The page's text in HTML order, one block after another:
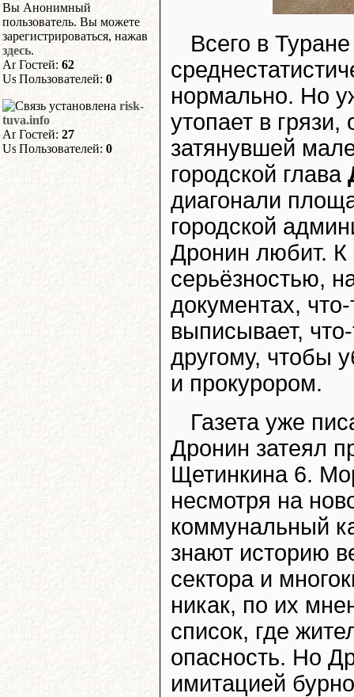
Вы Анонимный
пользователь. Вы можете
зарегистрироваться, нажав
здесь.
Гостей: 62
Пользователей: 0
risk-
tuva.info
Гостей: 27
Пользователей: 0
Всего в
нормально. Но
утопает в
затянувшей
городской глава
диагонали
городской
Дронин любит. К
серьёзностью,
документах,
выписывает,
другому, чтобы
и прокурором.
Газета уже
Дронин затеял
Щетинкина 6.
несмотря на
коммунальный
знают историю
сектора и
никак, по их
список, где
опасность. Но
имитацией